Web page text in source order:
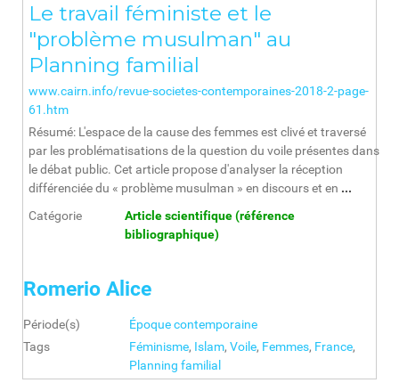
Le travail féministe et le
"problème musulman" au
Planning familial
www.cairn.info/revue-societes-contemporaines-2018-2-page-
61.htm
Résumé: L'espace de la cause des femmes est clivé et traversé
par les problématisations de la question du voile présentes dans
le débat public. Cet article propose d'analyser la réception
différenciée du « problème musulman » en discours et en ...
Catégorie
Article scientifique (référence
bibliographique)
Romerio Alice
Période(s)
Époque contemporaine
Tags
Féminisme, Islam, Voile, Femmes, France,
Planning familial